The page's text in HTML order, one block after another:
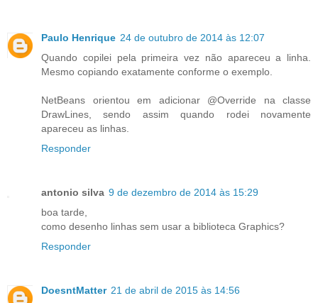
Paulo Henrique 24 de outubro de 2014 às 12:07
Quando copilei pela primeira vez não apareceu a linha.
Mesmo copiando exatamente conforme o exemplo.
NetBeans orientou em adicionar @Override na classe
DrawLines, sendo assim quando rodei novamente
apareceu as linhas.
Responder
antonio silva 9 de dezembro de 2014 às 15:29
boa tarde,
como desenho linhas sem usar a biblioteca Graphics?
Responder
DoesntMatter 21 de abril de 2015 às 14:56